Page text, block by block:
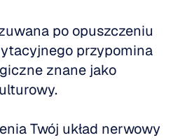
po opuszczeniu
przypomina
znane jako
Twój układ nerwowy